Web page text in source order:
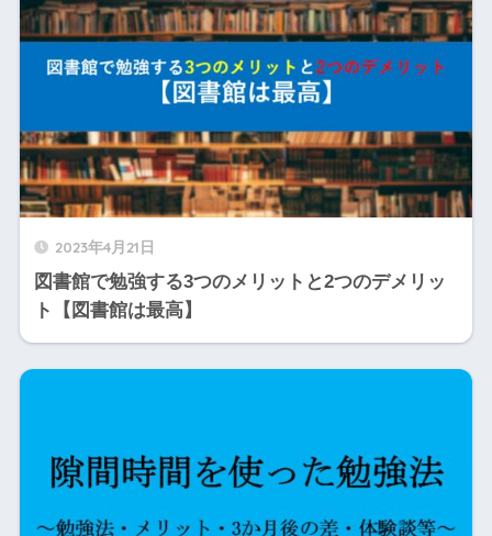
2023年4月21日
図書館で勉強する3つのメリットと2つのデメリッ
ト【図書館は最高】